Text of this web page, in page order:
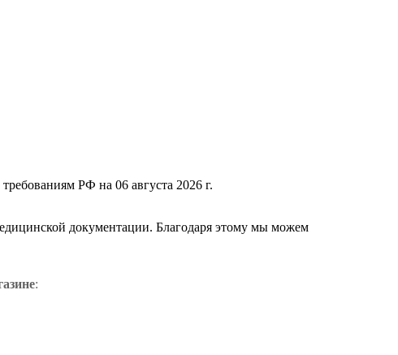
РФ на 06 августа 2026 г.
документации. Благодаря этому мы можем
: